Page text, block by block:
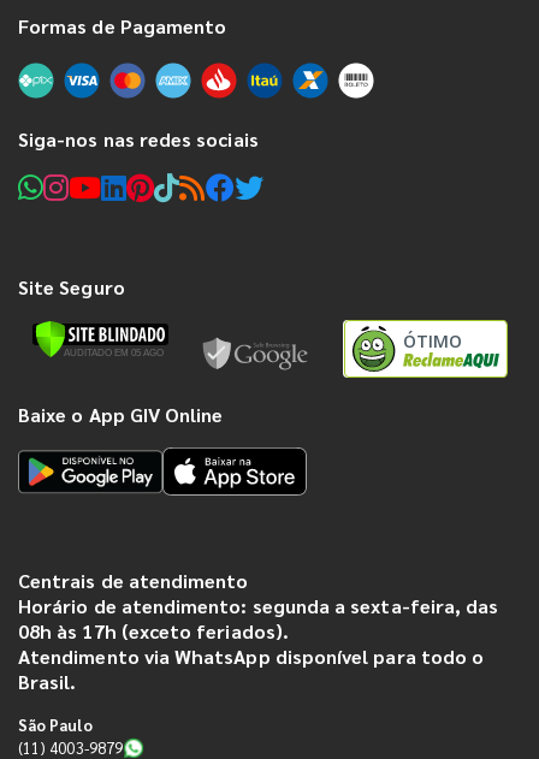
Formas de Pagamento
Siga-nos nas redes sociais
Site Seguro
ÓTIMO
Baixe o App GIV Online
Centrais de atendimento
Horário de atendimento: segunda a sexta-feira, das
08h às 17h (exceto feriados).
Atendimento via WhatsApp disponível para todo o
Brasil.
São Paulo
(11) 4003-9879